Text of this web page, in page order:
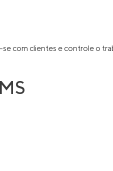
com clientes e controle o